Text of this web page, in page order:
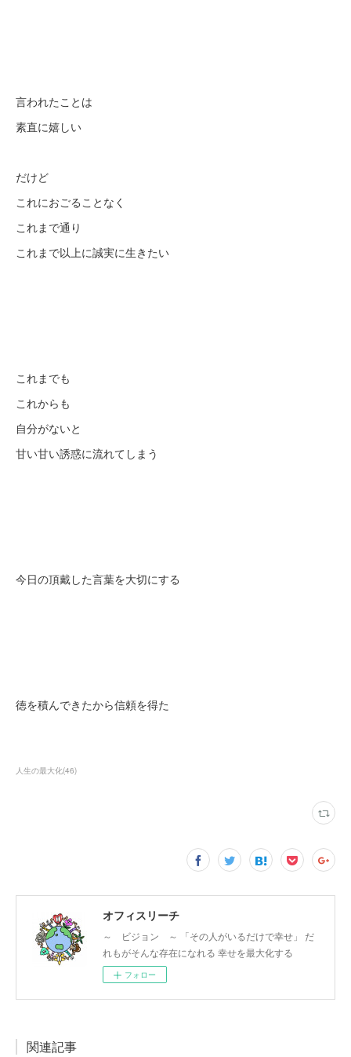
言われたことは
素直に嬉しい
だけど
これにおごることなく
これまで通り
これまで以上に誠実に生きたい
これまでも
これからも
自分がないと
甘い甘い誘惑に流れてしまう
今日の頂戴した言葉を大切にする
徳を積んできたから信頼を得た
人生の最大化(46)
オフィスリーチ
～ ビジョン ～ 「その人がいるだけで幸せ」 だ
れもがそんな存在になれる 幸せを最大化する
フォロー
関連記事